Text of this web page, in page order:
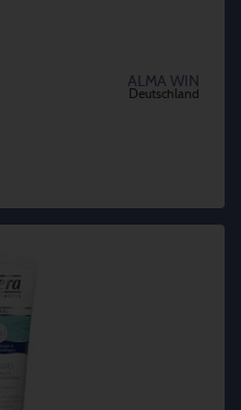
ALMA WIN
Deutschland